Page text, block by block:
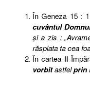
În Geneza 15 :
cuvântul
şi a zis :
răsplata ta cea
În cartea II
vorbitastfelprin